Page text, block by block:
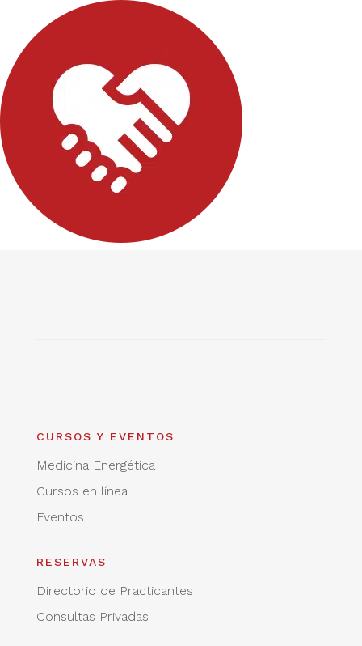
CURSOS Y EVENTOS
Medicina Energética
Cursos en línea
Eventos
RESERVAS
Directorio de Practicantes
Consultas Privadas